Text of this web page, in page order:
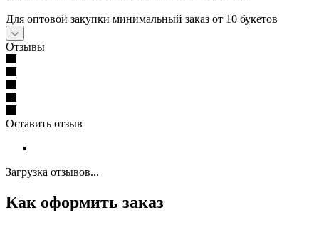
Для оптовой закупки минимальный заказ от 10 букетов
Отзывы
Оставить отзыв
Загрузка отзывов...
Как оформить заказ